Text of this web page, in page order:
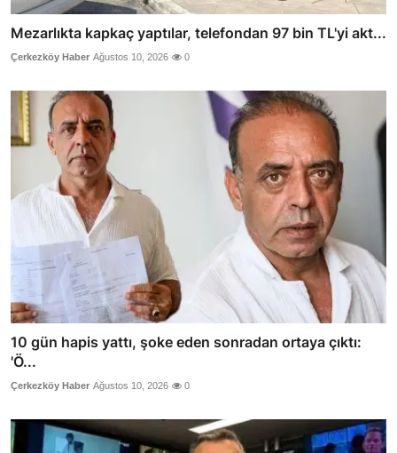
Mezarlıkta kapkaç yaptılar, telefondan 97 bin TL'yi akt...
Çerkezköy Haber Ağustos 10, 2026 0
10 gün hapis yattı, şoke eden sonradan ortaya çıktı:
'Ö...
Çerkezköy Haber Ağustos 10, 2026 0